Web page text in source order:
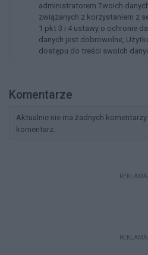
administratorem Twoich
związanych z korzystaniem z
1 pkt 3 i 4 ustawy o ochronie
danych jest dobrowolne,
dostępu do treści swoich
Komentarze
Aktualnie nie ma żadnych
komentarz.
REKLAMA
REKLAMA